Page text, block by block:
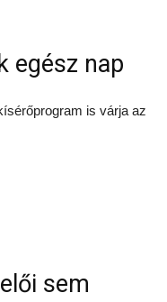
egész nap
is várja az
sem